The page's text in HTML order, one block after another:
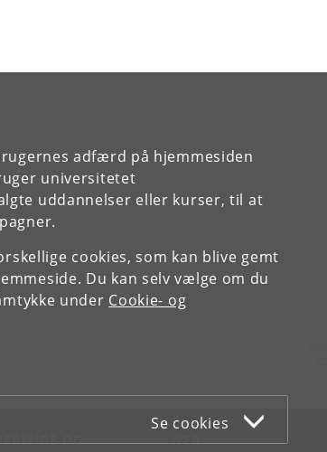
adfærd på hjemmesiden
universitetet
uddannelser eller kurser, til at
cookies, som kan blive gemt
Du kan selv vælge om du
under Cookie- og
Se cookies
OG
WEB